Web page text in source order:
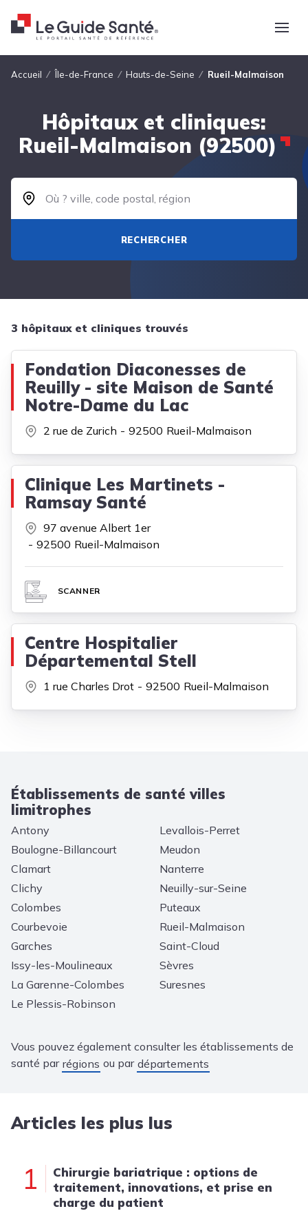
Fil d'Ariane
Accueil Île-de-France Hauts-de-Seine Rueil-Malmaison
Hôpitaux et cliniques:
Rueil-Malmaison (92500)
RECHERCHER
3 hôpitaux et cliniques trouvés
Fondation Diaconesses de
Reuilly - site Maison de Santé
Notre-Dame du Lac
2 rue de Zurich 92500 Rueil-Malmaison
Clinique Les Martinets -
Ramsay Santé
97 avenue Albert 1er
92500 Rueil-Malmaison
SCANNER
Centre Hospitalier
Départemental Stell
1 rue Charles Drot 92500 Rueil-Malmaison
Établissements de santé villes
limitrophes
Antony
Boulogne-Billancourt
Clamart
Clichy
Colombes
Courbevoie
Garches
Issy-les-Moulineaux
La Garenne-Colombes
Le Plessis-Robinson
Levallois-Perret
Meudon
Nanterre
Neuilly-sur-Seine
Puteaux
Rueil-Malmaison
Saint-Cloud
Sèvres
Suresnes
Vous pouvez également consulter les établissements de
santé par régions ou par départements
Articles les plus lus
1
Chirurgie bariatrique : options de
traitement, innovations, et prise en
charge du patient